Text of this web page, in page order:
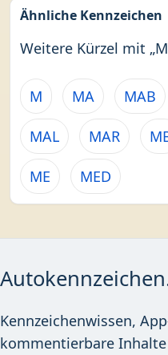
Ähnliche Kennzeichen
Weitere Kürzel mit
M MA MAB
MAL MAR
ME MED
Kennzeichenwissen,
kommentierbare